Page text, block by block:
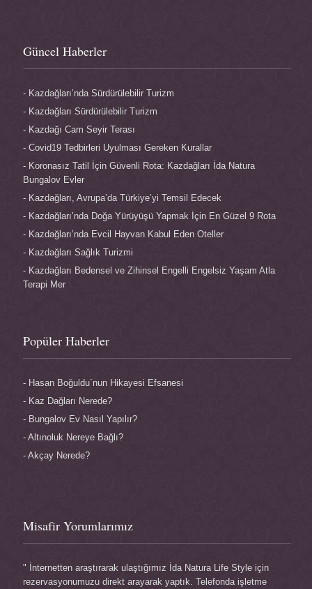
Güncel Haberler
Kazdağları’nda Sürdürülebilir Turizm
Kazdağları Sürdürülebilir Turizm
Kazdağı Cam Seyir Terası
Covid19 Tedbirleri Uyulması Gereken Kurallar
Koronasız Tatil İçin Güvenli Rota: Kazdağları İda Natura
Bungalov Evler
Kazdağları, Avrupa’da Türkiye’yi Temsil Edecek
Kazdağları’nda Doğa Yürüyüşü Yapmak İçin En Güzel 9 Rota
Kazdağları’nda Evcil Hayvan Kabul Eden Oteller
Kazdağları Sağlık Turizmi
Kazdağları Bedensel ve Zihinsel Engelli Engelsiz Yaşam Atla
Terapi Mer
Popüler Haberler
Hasan Boğuldu`nun Hikayesi Efsanesi
Kaz Dağları Nerede?
Bungalov Ev Nasıl Yapılır?
Altınoluk Nereye Bağlı?
Akçay Nerede?
Misafir Yorumlarımız
" İnternetten araştırarak ulaştığımız İda Natura Life Style için
rezervasyonumuzu direkt arayarak yaptık. Telefonda işletme